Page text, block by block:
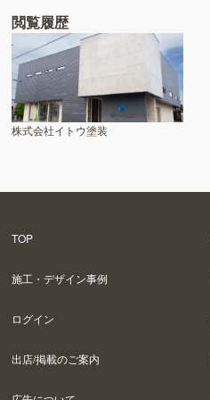
閲覧履歴
株式会社イトウ塗装
TOP
施工・デザイン事例
ログイン
出店/掲載のご案内